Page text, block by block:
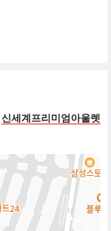
신세계프리미엄아울렛